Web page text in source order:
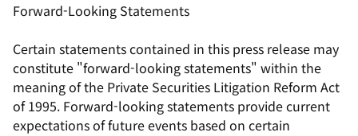
Forward-Looking Statements
Certain statements contained in this press release may
constitute "forward-looking statements" within the
meaning of the Private Securities Litigation Reform Act
of 1995. Forward-looking statements provide current
expectations of future events based on certain